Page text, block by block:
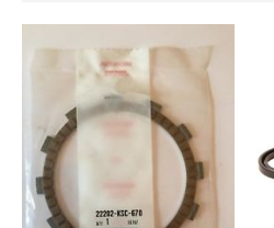
Προϊόν Προέλευση
Aftermarket
Γνήσιο